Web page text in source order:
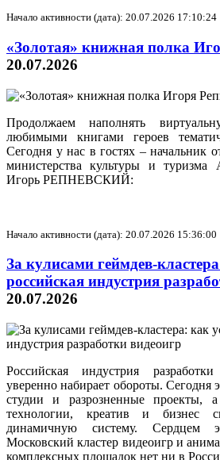
Начало активности (дата): 20.07.2026 17:10:24
«Золотая» книжная полка
20.07.2026
Продолжаем наполнять
любимыми книгами героев
Сегодня у нас в гостях – начальник
министерства культуры и туризма
Игорь РЕПНЕВСКИЙ:
Начало активности (дата): 20.07.2026 15:36:00
За кулисами геймдев-
российская индустрия
20.07.2026
Российская индустрия
уверенно набирает обороты. Сегодня
студии и разрозненные проекты,
технологии, креатив и бизнес
динамичную систему. Сердцем
Московский кластер видеоигр и
комплексных площадок нет ни в